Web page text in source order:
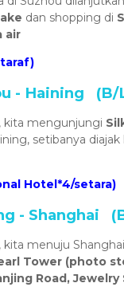
dan shopping di
air
- Haining (B/
kita mengunjungi
setibanya diajak
Hotel*4/setara)
- Shanghai
menuju
Tower (photo
Road, Jewelry